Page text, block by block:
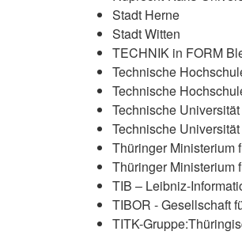
Stadt Herne
Stadt Witten
TECHNIK in FORM
Technische
Technische
Technische
Technische
Thüringer Ministerium
Thüringer Ministerium
TIB – Leibniz-
TIBOR - Gesellschaft
TITK-